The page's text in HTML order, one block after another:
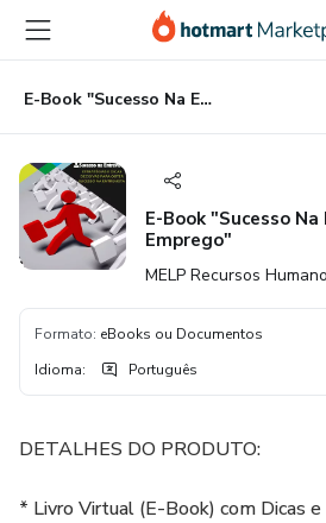
para
conteúdo
principal
para
pagamento
para
rodapé
E-Book "Sucesso Na Entrevista de Emprego"
E-Book "Sucesso
Emprego"
MELP Recursos
Formato: eBooks ou Documentos
Idioma: Português
DETALHES DO PRODUTO:
* Livro Virtual (E-Book) com Dicas